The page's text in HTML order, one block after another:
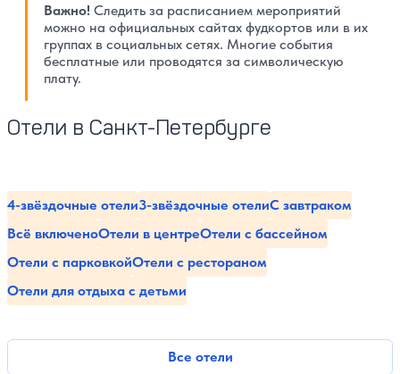
Важно!Следить за расписанием мероприятий
можно на официальных сайтах фудкортов или в их
группах в социальных сетях. Многие события
бесплатные или проводятся за символическую
плату.
Отели в Санкт-Петербурге
Все отели
4-звёздочные отели3-звёздочные отелиС завтраком
Всё включеноОтели в центреОтели с бассейном
Отели с парковкойОтели с рестораном
Отели для отдыха с детьми